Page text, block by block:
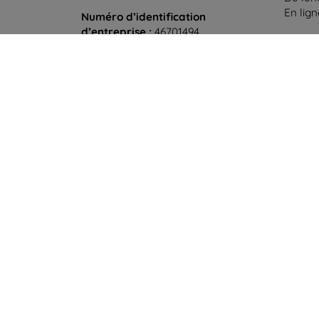
Numéro d’identification
d’entreprise :46701494
En